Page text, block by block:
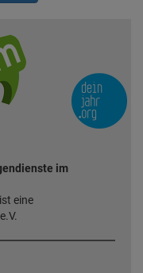
im
eine